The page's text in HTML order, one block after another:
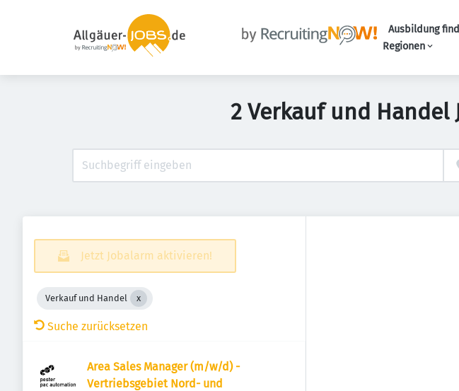
Ausbildung
Regionen
2 Verkauf und
Jetzt Jobalarm aktivieren!
Verkauf und Handel
Suche zurücksetzen
Area Sales Manager (m/w/d) -
Vertriebsgebiet Nord- und